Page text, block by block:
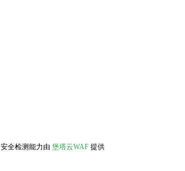
安全检测能力由 堡塔云WAF 提供